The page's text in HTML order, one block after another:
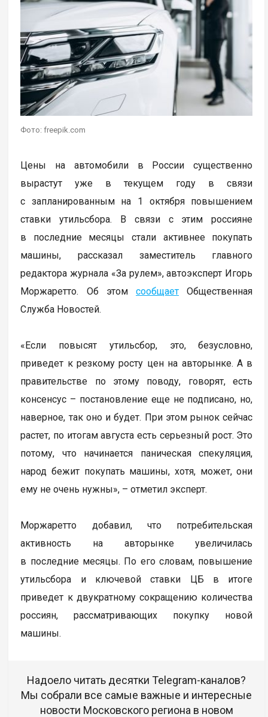
Фото: freepik.com
Цены на автомобили в России существенно
вырастут уже в текущем году в связи
с запланированным на 1 октября повышением
ставки утильсбора. В связи с этим россияне
в последние месяцы стали активнее покупать
машины, рассказал заместитель главного
редактора журнала «За рулем», автоэксперт Игорь
Моржаретто. Об этомсообщает Общественная
Служба Новостей.
«Если повысят утильсбор, это, безусловно,
приведет к резкому росту цен на авторынке. А в
правительстве по этому поводу, говорят, есть
консенсус – постановление еще не подписано, но,
наверное, так оно и будет. При этом рынок сейчас
растет, по итогам августа есть серьезный рост. Это
потому, что начинается паническая спекуляция,
народ бежит покупать машины, хотя, может, они
ему не очень нужны», – отметил эксперт.
Моржаретто добавил, что потребительская
активность на авторынке увеличилась
в последние месяцы. По его словам, повышение
утильсбора и ключевой ставки ЦБ в итоге
приведет к двукратному сокращению количества
россиян, рассматривающих покупку новой
машины.
Надоело читать десятки Telegram-каналов?
Мы собрали все самые важные и интересные
новости Московского региона в новом